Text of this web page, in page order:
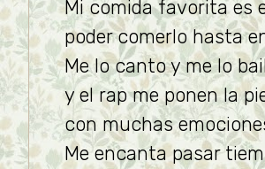
Mi comida favorita es
poder comerlo hasta
Me lo canto y me lo
y el rap me ponen la
con muchas
Me encanta pasar